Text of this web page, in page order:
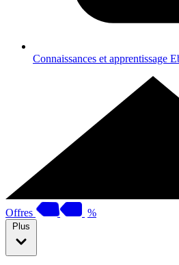
Connaissances et apprentissage
Offres %
Plus